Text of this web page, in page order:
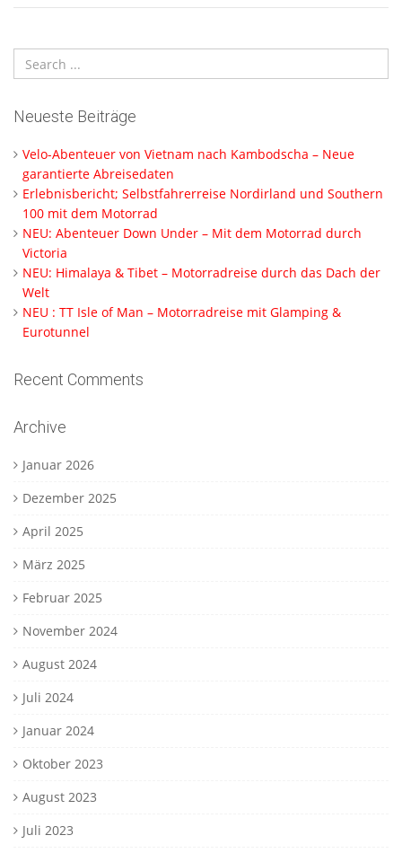
Neueste Beiträge
Velo-Abenteuer von Vietnam nach Kambodscha – Neue
garantierte Abreisedaten
Erlebnisbericht; Selbstfahrerreise Nordirland und Southern
100 mit dem Motorrad
NEU: Abenteuer Down Under – Mit dem Motorrad durch
Victoria
NEU: Himalaya & Tibet – Motorradreise durch das Dach der
Welt
NEU : TT Isle of Man – Motorradreise mit Glamping &
Eurotunnel
Recent Comments
Archive
Januar 2026
Dezember 2025
April 2025
März 2025
Februar 2025
November 2024
August 2024
Juli 2024
Januar 2024
Oktober 2023
August 2023
Juli 2023